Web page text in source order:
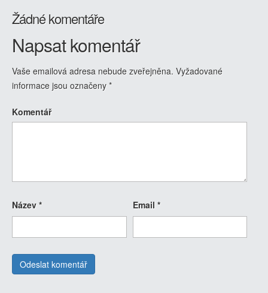
Žádné komentáře
Napsat komentář
Vaše emailová adresa nebude zveřejněna. Vyžadované
informace jsou označeny *
Komentář
Název * Email *